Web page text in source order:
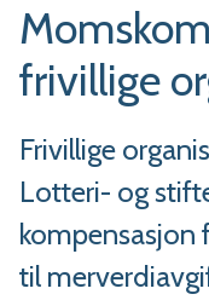
her:
frivillige
Frivillige
Lotteri- og
kompensasjon
til